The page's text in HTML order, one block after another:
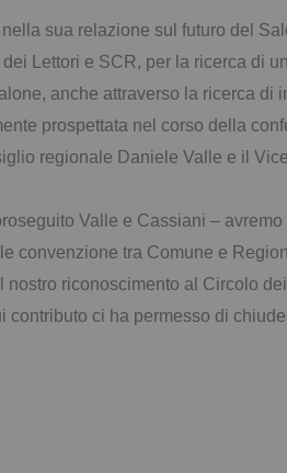
sua relazione sul futuro del
Lettori e SCR, per la ricerca di
anche attraverso la ricerca di
prospettata nel corso della
regionale Daniele Valle e il
Valle e Cassiani –
convenzione tra Comune e
riconoscimento al Circolo
ci ha permesso di